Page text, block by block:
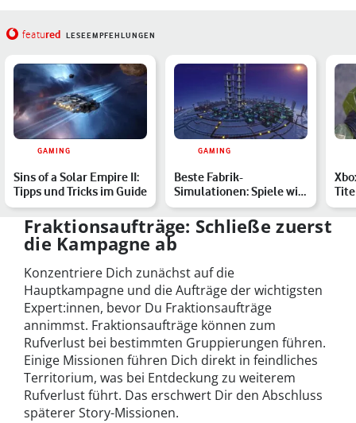
featured LESEEMPFEHLUNGEN
GAMING
Sins of a Solar Empire II:
Tipps und Tricks im Guide
GAMING
Beste Fabrik-
Simulationen: Spiele wie
Satisfactory, Factorio
und …
Fraktionsaufträge: Schließe zuerst
die Kampagne ab
Konzentriere Dich zunächst auf die
Hauptkampagne und die Aufträge der wichtigsten
Expert:innen, bevor Du Fraktionsaufträge
annimmst. Fraktionsaufträge können zum
Rufverlust bei bestimmten Gruppierungen führen.
Einige Missionen führen Dich direkt in feindliches
Territorium, was bei Entdeckung zu weiterem
Rufverlust führt. Das erschwert Dir den Abschluss
späterer Story-Missionen.